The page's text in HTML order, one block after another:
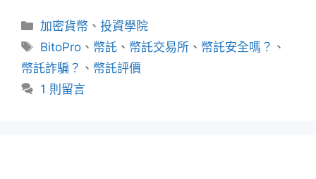
分
類
加密貨幣 、投資學院
標
籤
BitoPro 、 幣託 、 幣託交易所 、 幣託安全嗎？ 、
幣託詐騙？ 、 幣託評價
1 則留言